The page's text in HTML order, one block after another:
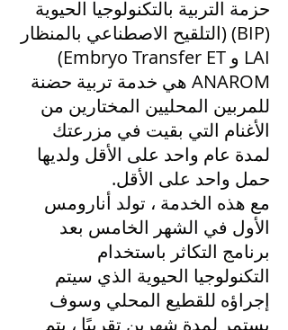
حزمة التربية بالتكنولوجيا الحيوية
(BIP) (التلقيح الاصطناعي بالمنظار
LAI و Embryo Transfer ET)
ANAROM هي خدمة تربية حضنة
للمربين المحليين المختارين من
الأغنام التي بقيت في مزرعتك
لمدة عام واحد على الأقل ولديها
حمل واحد على الأقل.
مع هذه الخدمة ، تولد أنارومس
الأول في الشهر الخامس بعد
برنامج التكاثر باستخدام
التكنولوجيا الحيوية الذي سيتم
إجراؤه للقطيع المحلي وسوف
يستمر لمدة شهرين تقريبًا ، يتم